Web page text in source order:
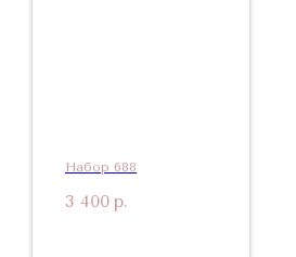
Набор 688
3 400 р.